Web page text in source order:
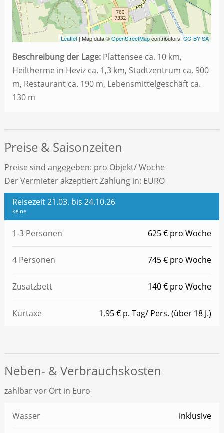
Leaflet | Map data ©OpenStreetMapcontributors,CC-BY-SA
Beschreibung der Lage:Plattensee ca. 10 km,
Heiltherme in Heviz ca. 1,3 km, Stadtzentrum ca. 900
m, Restaurant ca. 190 m, Lebensmittelgeschäft ca.
130 m
Preise & Saisonzeiten
Preise sind angegeben: pro Objekt/ Woche
Der Vermieter akzeptiert Zahlung in: EURO
Reisezeit 21.03. bis 24.10.26
keine
1-3 Personen 625 € pro Woche
4 Personen 745 € pro Woche
Zusatzbett 140 € pro Woche
Kurtaxe 1,95 € p. Tag/ Pers. (über 18 J.)
Neben- & Verbrauchskosten
zahlbar vor Ort in Euro
Wasser inklusive